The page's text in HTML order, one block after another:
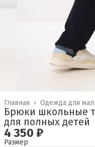
Одежда для
Главная ›
Брюки школьные
для полных детей
4 350 ₽
Размер